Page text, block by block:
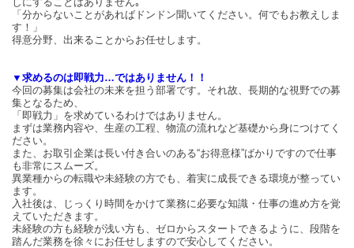
「分からないことがあればドンドン聞いてください。何でもお教えしま
す！」
得意分野、出来ることからお任せします。
▼求めるのは即戦力…ではありません！！
今回の募集は会社の未来を担う部署です。それ故、長期的な視野での募
集となるため、
「即戦力」を求めているわけではありません。
まずは業務内容や、生産の工程、物流の流れなど基礎から身につけてく
ださい。
また、お取引企業は長い付き合いのある“お得意様”ばかりですので仕事
も非常にスムーズ。
異業種からの転職や未経験の方でも、着実に成長できる環境が整ってい
ます。
入社後は、じっくり時間をかけて業務に必要な知識・仕事の進め方を覚
えていただきます。
未経験の方も経験が浅い方も、ゼロからスタートできるように、段階を
踏んだ業務を徐々にお任せしますので安心してください。